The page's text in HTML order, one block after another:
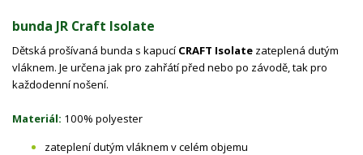
bunda JR Craft Isolate
Dětská prošívaná bunda s kapucí CRAFT Isolate zateplená dutým
vláknem. Je určena jak pro zahřátí před nebo po závodě, tak pro
každodenní nošení.
Materiál: 100% polyester
zateplení dutým vláknem v celém objemu